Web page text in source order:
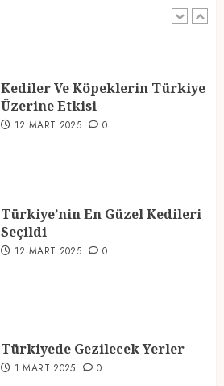
Kediler Ve Köpeklerin Türkiye
Üzerine Etkisi
12 MART 2025 0
Türkiye’nin En Güzel Kedileri
Seçildi
12 MART 2025 0
Türkiyede Gezilecek Yerler
1 MART 2025 0